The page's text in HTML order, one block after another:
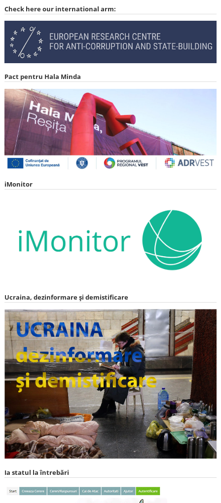
Check here our international arm:
Pact pentru Hala Minda
iMonitor
Ucraina, dezinformare și demistificare
Ia statul la întrebări